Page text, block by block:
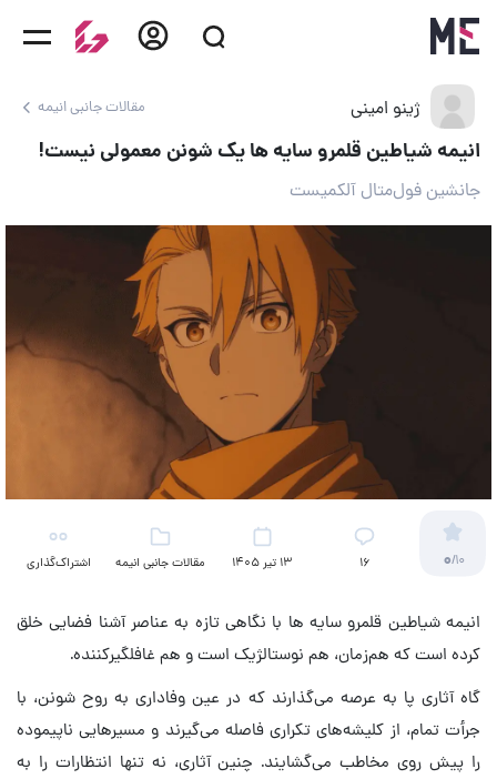
ژینو امینی مقالات جانبی انیمه
انیمه شیاطین قلمرو سایه ها یک شونن معمولی نیست!
جانشین فول‌متال آلکمیست
0/10
16 13 تیر 1405 مقالات جانبی انیمه اشتراک‌گذاری
انیمه شیاطین قلمرو سایه ها با نگاهی تازه به عناصر آشنا فضایی خلق
کرده‌ است که هم‌زمان، هم نوستالژیک است و هم غافلگیرکننده.
گاه آثاری پا به عرصه می‌گذارند که در عین وفاداری به روح شونن، با
جرأت تمام، از کلیشه‌های تکراری فاصله می‌گیرند و مسیرهایی ناپیموده
را پیش روی مخاطب می‌گشایند. چنین آثاری، نه تنها انتظارات را به